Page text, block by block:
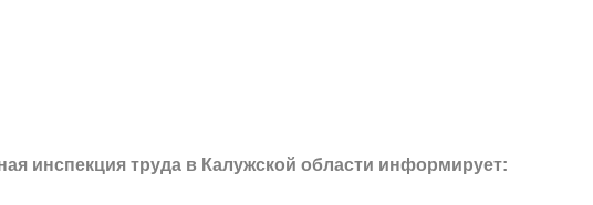
инспекция труда в Калужской области информирует: